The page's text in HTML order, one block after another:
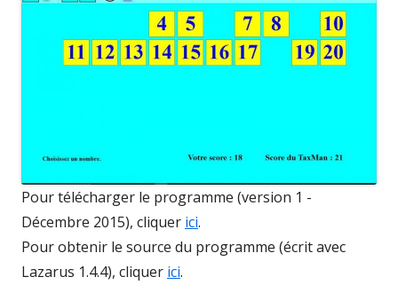
Pour télécharger le programme (version 1 -
Décembre 2015), cliquer ici.
Pour obtenir le source du programme (écrit avec
Lazarus 1.4.4), cliquer ici.